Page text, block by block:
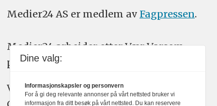
Medier24 AS er medlem av Fagpressen.
Medier24 arbeider etter Vær Varsom-
plakatens regler for god presseskikk.
Vi bruker KI-verktøy som ChatGPT,
Dine valg:
Informasjonskapsler og personvern
For å gi deg relevante annonser på vårt nettsted bruker vi
informasjon fra ditt besøk på vårt nettsted. Du kan reservere